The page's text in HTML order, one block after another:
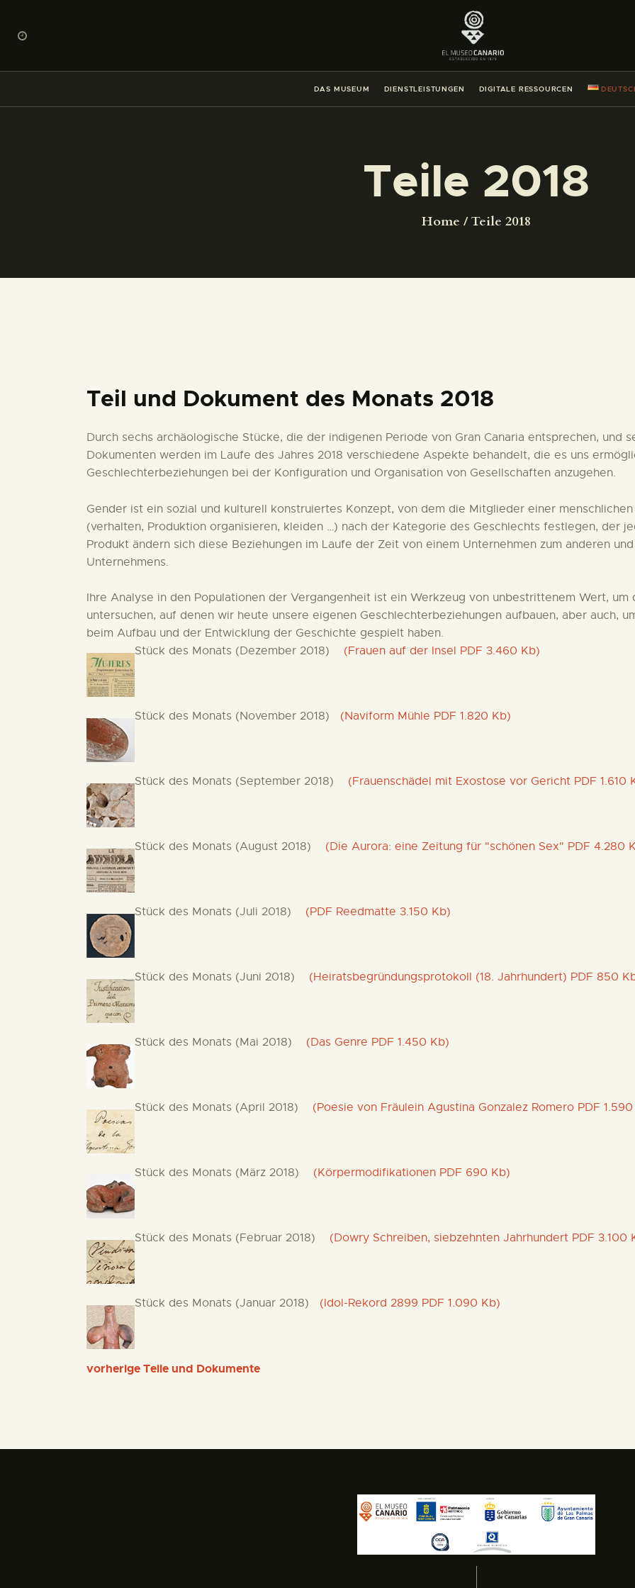
DAS MUSEUM DIENSTLEISTUNGEN DIGITALE RESSOURCEN
Teile 2018
Home Teile 2018
DIENSTLEISTUNGEN
DIGITALE RESSOURCEN
DAS MUSEUM
Teil und Dokument des Monats 2018
Durch sechs archäologische Stücke, die der indigenen Periode von Gran Canaria entsprechen, und
Dokumenten werden im Laufe des Jahres 2018 verschiedene Aspekte behandelt, die es uns
Geschlechterbeziehungen bei der Konfiguration und Organisation von Gesellschaften anzugehen.
Gender ist ein sozial und kulturell konstruiertes Konzept, von dem die Mitglieder einer
(verhalten, Produktion organisieren, kleiden …) nach der Kategorie des Geschlechts festlegen, der
Produkt ändern sich diese Beziehungen im Laufe der Zeit von einem Unternehmen zum anderen
Unternehmens.
Ihre Analyse in den Populationen der Vergangenheit ist ein Werkzeug von unbestrittenem Wert,
untersuchen, auf denen wir heute unsere eigenen Geschlechterbeziehungen aufbauen, aber auch,
beim Aufbau und der Entwicklung der Geschichte gespielt haben.
Stück des Monats (Dezember 2018) (Frauen auf der Insel PDF 3.460 Kb)
Stück des Monats (November 2018) (Naviform Mühle PDF 1.820 Kb)
Stück des Monats (September 2018) (Frauenschädel mit Exostose vor Gericht PDF 1.610
Stück des Monats (August 2018) (Die Aurora: eine Zeitung für "schönen Sex" PDF 4.280
Stück des Monats (Juli 2018) (PDF Reedmatte 3.150 Kb)
Stück des Monats (Juni 2018) (Heiratsbegründungsprotokoll (18. Jahrhundert) PDF 850
Stück des Monats (Mai 2018) (Das Genre PDF 1.450 Kb)
Stück des Monats (April 2018) (Poesie von Fräulein Agustina Gonzalez Romero PDF
Stück des Monats (März 2018) (Körpermodifikationen PDF 690 Kb)
Stück des Monats (Februar 2018) (Dowry Schreiben, siebzehnten Jahrhundert PDF 3.100
Stück des Monats (Januar 2018) (Idol-Rekord 2899 PDF 1.090 Kb)
vorherige Teile und Dokumente